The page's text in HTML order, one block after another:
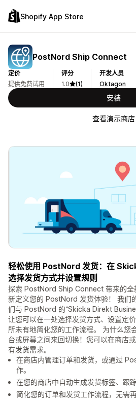
Shopify App Store
PostNord Ship Connect
定价
提供免费试用
评分
1.0
(1)
开发人员
Oktagon
安装
查看演示商店
轻松使用 PostNord 发货：在
选择发货方式并设置规则
探索 PostNord Ship Connect 带来的全
新定义您的 PostNord 发货体验！ 我们
们与 PostNord 的“Skicka Direkt
让您可以在一处选择发货方式、设置定
所未有地简化您的工作流程。 为什么您
台或屏幕之间来回切换！您可以在商店
有发货需求。
在商店内管理订单和发货，或通过
作。
在您的商店中自动生成发货标签、跟踪
简化您的订单和发货工作流程，无需